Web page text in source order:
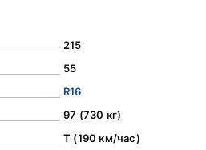
215
55
R16
97 (730 кг)
T (190 км/час)